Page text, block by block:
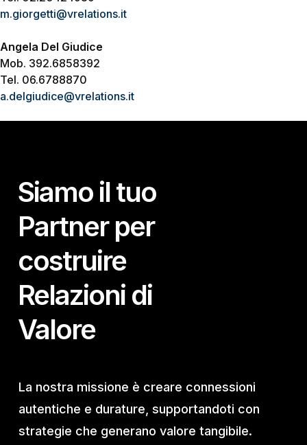
m.giorgetti@vrelations.it
Angela Del Giudice
Mob. 392.6858392
Tel. 06.6788870
a.delgiudice@vrelations.it
Siamo il tuo
Partner per
costruire
Relazioni di
Valore
La nostra missione è creare connessioni
autentiche e durature, supportandoti con
strategie che generano valore tangibile.